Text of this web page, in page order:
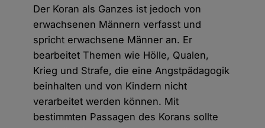
Der Koran als Ganzes ist jedoch von
erwachsenen Männern verfasst und
spricht erwachsene Männer an. Er
bearbeitet Themen wie Hölle, Qualen,
Krieg und Strafe, die eine Angstpädagogik
beinhalten und von Kindern nicht
verarbeitet werden können. Mit
bestimmten Passagen des Korans sollte